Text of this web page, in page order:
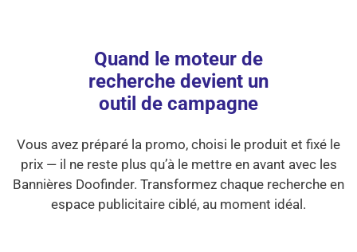
Quand le moteur de
recherche devient un
outil de campagne
Vous avez préparé la promo, choisi le produit et fixé le
prix — il ne reste plus qu’à le mettre en avant avec les
Bannières Doofinder. Transformez chaque recherche en
espace publicitaire ciblé, au moment idéal.